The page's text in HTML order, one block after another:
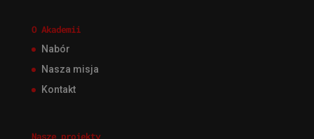
O Akademii
Nabór
Nasza misja
Kontakt
Nasze projekty